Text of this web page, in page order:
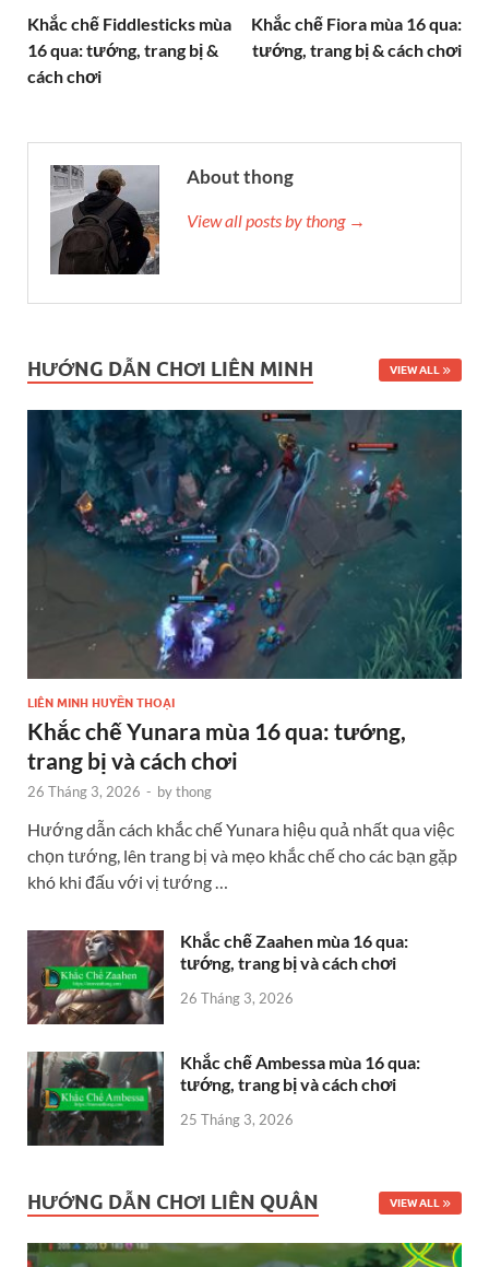
Khắc chế Fiddlesticks mùa
16 qua: tướng, trang bị &
cách chơi
Khắc chế Fiora mùa 16 qua:
tướng, trang bị & cách chơi
About thong
View all posts by thong →
HƯỚNG DẪN CHƠI LIÊN MINH VIEW ALL
LIÊN MINH HUYỀN THOẠI
Khắc chế Yunara mùa 16 qua: tướng,
trang bị và cách chơi
26 Tháng 3, 2026 - bythong
Hướng dẫn cách khắc chế Yunara hiệu quả nhất qua việc
chọn tướng, lên trang bị và mẹo khắc chế cho các bạn gặp
khó khi đấu với vị tướng …
Khắc chế Zaahen mùa 16 qua:
tướng, trang bị và cách chơi
26 Tháng 3, 2026
Khắc chế Ambessa mùa 16 qua:
tướng, trang bị và cách chơi
25 Tháng 3, 2026
HƯỚNG DẪN CHƠI LIÊN QUÂN VIEW ALL